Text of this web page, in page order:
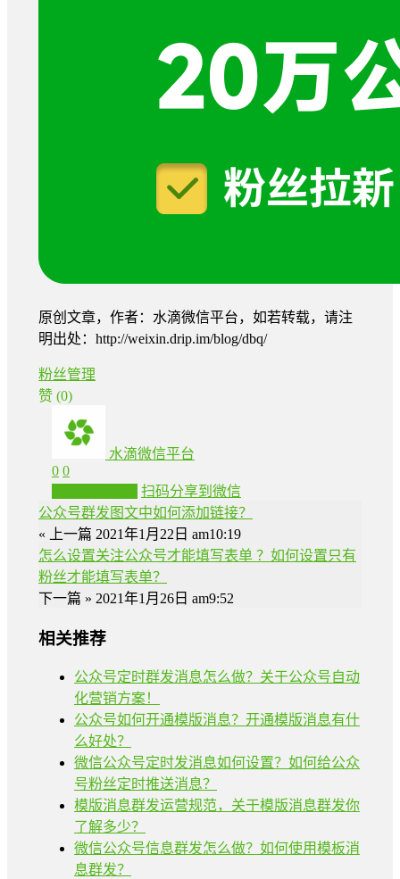
原创文章，作者：水滴微信平台，如若转载，请注
明出处：http://weixin.drip.im/blog/dbq/
粉丝管理
赞 (0)
水滴微信平台
0 0
扫码分享到微信
公众号群发图文中如何添加链接？
« 上一篇 2021年1月22日 am10:19
怎么设置关注公众号才能填写表单 ？如何设置只有
粉丝才能填写表单？
下一篇 » 2021年1月26日 am9:52
相关推荐
公众号定时群发消息怎么做？关于公众号自动
化营销方案！
公众号如何开通模版消息？开通模版消息有什
么好处？
微信公众号定时发消息如何设置？如何给公众
号粉丝定时推送消息？
模版消息群发运营规范，关于模版消息群发你
了解多少？
微信公众号信息群发怎么做？如何使用模板消
息群发？